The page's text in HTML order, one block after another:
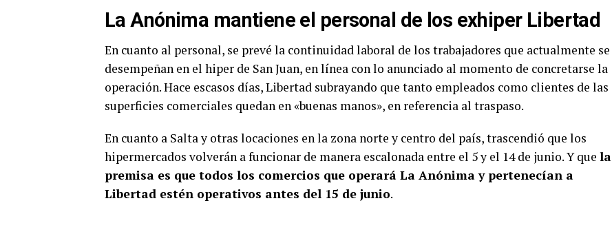
La Anónima mantiene el personal de los exhiper Libertad
En cuanto al personal, se prevé la continuidad laboral de los trabajadores que actualmente se
desempeñan en el hiper de San Juan, en línea con lo anunciado al momento de concretarse la
operación. Hace escasos días, Libertad subrayando que tanto empleados como clientes de las
superficies comerciales quedan en «buenas manos», en referencia al traspaso.
En cuanto a Salta y otras locaciones en la zona norte y centro del país, trascendió que los
hipermercados volverán a funcionar de manera escalonada entre el 5 y el 14 de junio. Y que la
premisa es que todos los comercios que operará La Anónima y pertenecían a
Libertad estén operativos antes del 15 de junio.